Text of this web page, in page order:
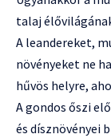
talaj
A leandereket,
növényeket ne
hűvös helyre,
A gondos őszi
és dísznövényei